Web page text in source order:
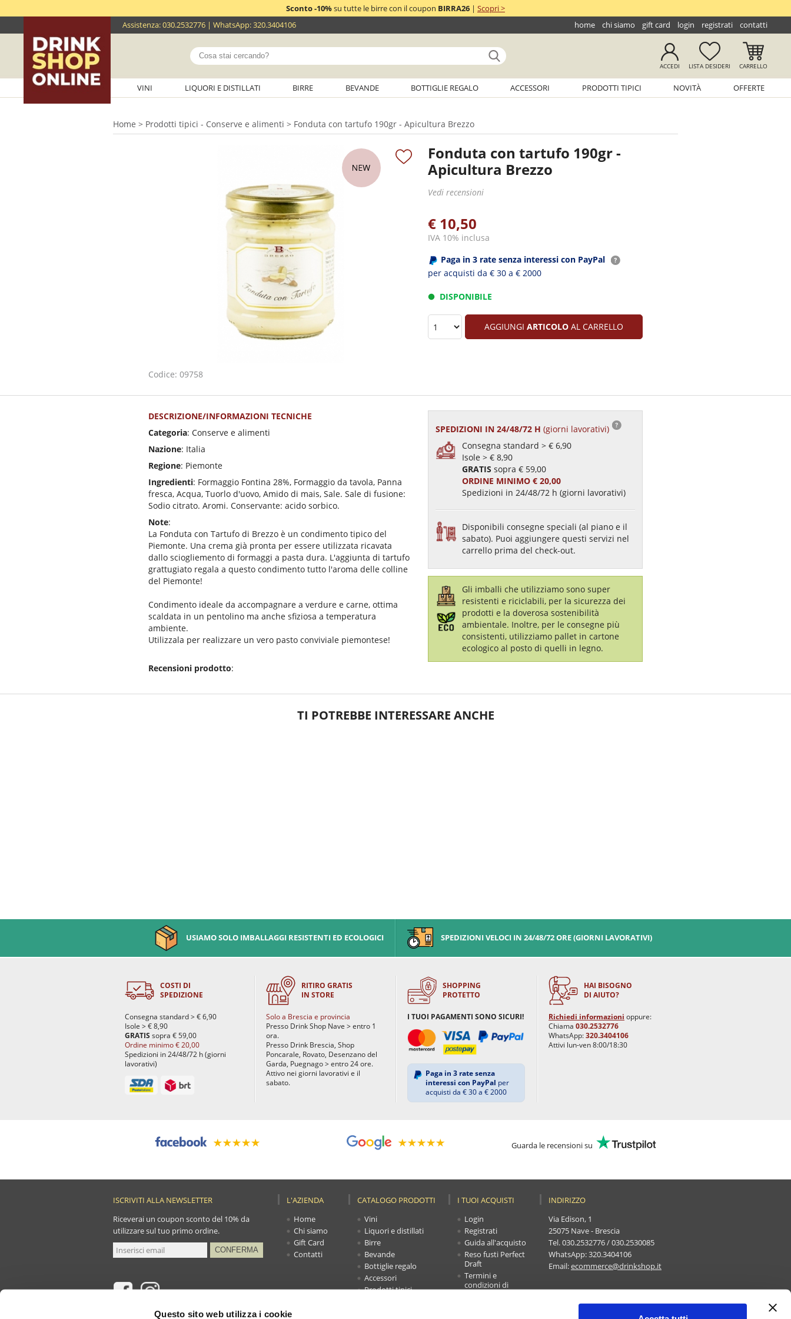
Questo sito web utilizza i cookie
Sconto -10%su tutte le birre con il coupon BIRRA26| Scopri >
Assistenza:030.2532776 | WhatsApp:320.3404106 home chi siamo gift card login registrati contatti
ACCEDI LISTADESIDERI CARRELLO
VINI LIQUORI E DISTILLATI BIRRE BEVANDE BOTTIGLIE REGALO ACCESSORI PRODOTTI TIPICI NOVITÀ OFFERTE
Home > Prodotti tipici - Conserve e alimenti > Fonduta con tartufo 190gr - Apicultura Brezzo
Codice: 09758
Fonduta con tartufo 190gr -
Apicultura Brezzo
Vedi recensioni
€ 10,50
IVA 10% inclusa
Paga in 3 rate senza interessi con PayPal
per acquisti da € 30 a € 2000
DISPONIBILE
AGGIUNGIARTICOLO AL CARRELLO
DESCRIZIONE/INFORMAZIONI TECNICHE
Categoria: Conserve e alimenti
Nazione: Italia
Regione: Piemonte
Ingredienti: Formaggio Fontina 28%, Formaggio da tavola, Panna
fresca, Acqua, Tuorlo d'uovo, Amido di mais, Sale. Sale di fusione:
Sodio citrato. Aromi. Conservante: acido sorbico.
Note:
La Fonduta con Tartufo di Brezzo è un condimento tipico del
Piemonte. Una crema già pronta per essere utilizzata ricavata
dallo sciogliemento di formaggi a pasta dura. L'aggiunta di tartufo
grattugiato regala a questo condimento tutto l'aroma delle colline
del Piemonte!
Condimento ideale da accompagnare a verdure e carne, ottima
scaldata in un pentolino ma anche sfiziosa a temperatura
ambiente.
Utilizzala per realizzare un vero pasto conviviale piemontese!
Recensioni prodotto:
SPEDIZIONI IN 24/48/72 H (giorni lavorativi)
Consegna standard > € 6,90
Isole > € 8,90
GRATIS sopra € 59,00
ORDINE MINIMO € 20,00
Spedizioni in 24/48/72 h (giorni lavorativi)
Disponibili consegne speciali (al piano e il
sabato). Puoi aggiungere questi servizi nel
carrello prima del check-out.
Gli imballi che utilizziamo sono super
resistenti e riciclabili, per la sicurezza dei
prodotti e la doverosa sostenibilità
ambientale. Inoltre, per le consegne più
consistenti, utilizziamo pallet in cartone
ecologico al posto di quelli in legno.
TI POTREBBE INTERESSARE ANCHE
USIAMO SOLO IMBALLAGGI RESISTENTI ED ECOLOGICI SPEDIZIONI VELOCI IN 24/48/72 ORE (GIORNI LAVORATIVI)
COSTI DI
SPEDIZIONE
Consegna standard > € 6,90
Isole > € 8,90
GRATIS sopra € 59,00
Ordine minimo € 20,00
Spedizioni in 24/48/72 h (giorni
lavorativi)
RITIRO GRATIS
IN STORE
Solo a Brescia e provincia
Presso Drink Shop Nave > entro 1
ora.
Presso Drink Brescia, Shop
Poncarale, Rovato, Desenzano del
Garda, Puegnago > entro 24 ore.
Attivo nei giorni lavorativi e il
sabato.
SHOPPING
PROTETTO
I TUOI PAGAMENTI SONO SICURI!
Paga in 3 rate senza
interessi con PayPal per
acquisti da € 30 a € 2000
HAI BISOGNO
DI AIUTO?
Richiedi informazioni oppure:
Chiama 030.2532776
WhatsApp:320.3404106
Attivi lun-ven 8:00/18:30
Guarda le recensioni su
ISCRIVITI ALLA NEWSLETTER
Riceverai un coupon sconto del 10% da
utilizzare sul tuo primo ordine.
L'AZIENDA
Home
Chi siamo
Gift Card
Contatti
CATALOGO PRODOTTI
Vini
Liquori e distillati
Birre
Bevande
Bottiglie regalo
Accessori
Prodotti tipici
I TUOI ACQUISTI
Login
Registrati
Guida all'acquisto
Reso fusti Perfect
Draft
Termini e
condizioni di
INDIRIZZO
Via Edison, 1
25075 Nave - Brescia
Tel.030.2532776/030.2530085
WhatsApp:320.3404106
Email:ecommerce@drinkshop.it